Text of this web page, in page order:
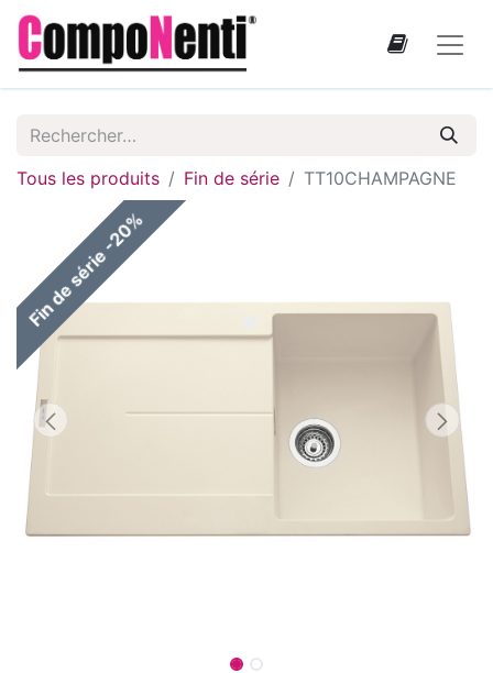
Tous les produits Fin de série TT10CHAMPAGNE
Fin de série -20%